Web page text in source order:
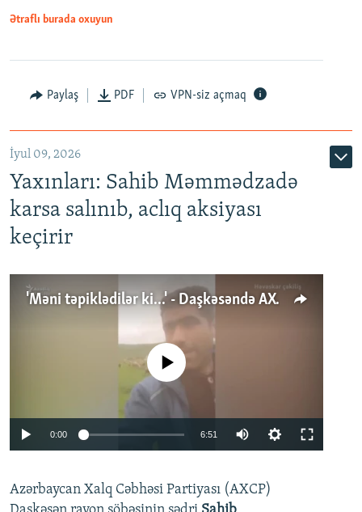
Ətraflı burada oxuyun
Paylaş PDF VPN-siz açmaq
İyul 09, 2026
Yaxınları: Sahib Məmmədzadə
karsa salınıb, aclıq aksiyası
keçirir
'Məni təpiklədilər ki...' - Daşkəsəndə AXCP fəalının yaxınları onun həbsinə etiraz edirlər
No media source currently available
0:00 6:51
360p
Azərbaycan Xalq Cəbhəsi Partiyası (AXCP)